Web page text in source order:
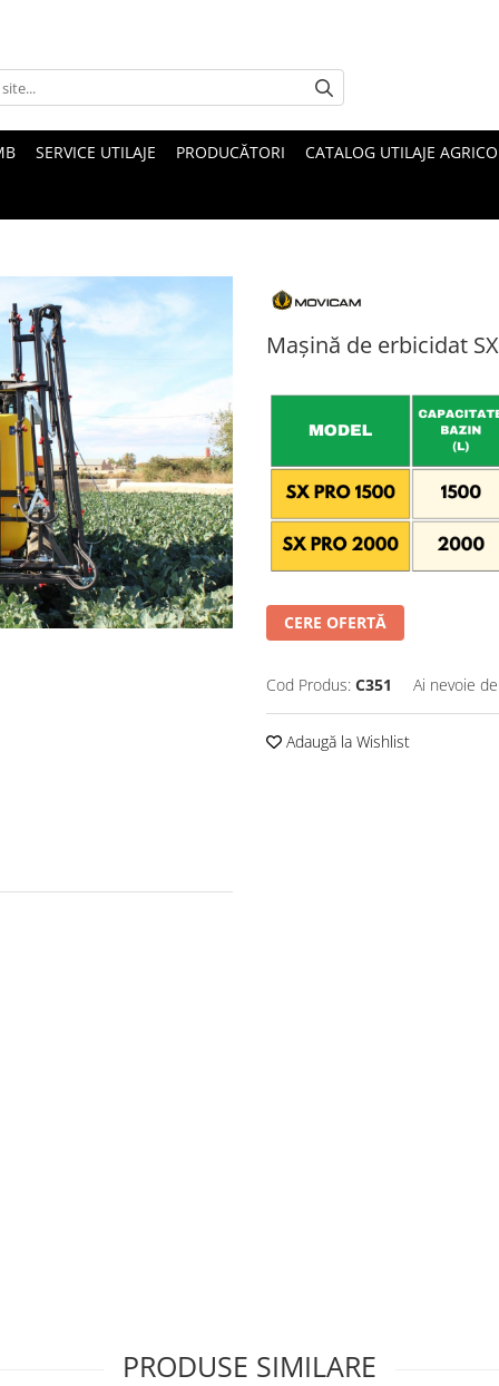
SERVICE UTILAJE PRODUCĂTORI CATALOG UTILAJE
Mașină de erbicidat
CERE OFERTĂ
Cod Produs: C351 Ai nevoie
Adaugă la Wishlist
PRODUSE SIMILARE